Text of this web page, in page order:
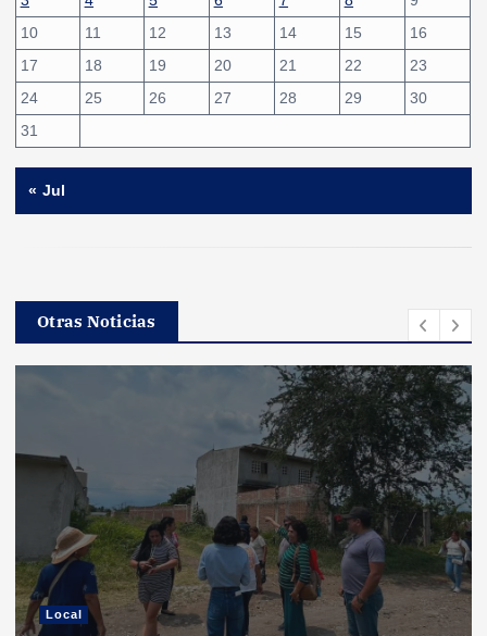
10
11 12 13 14 15
16
17
18 19 20 21 22
23
24
25 26 27 28 29
30
31
« Jul
Otras Noticias
Local